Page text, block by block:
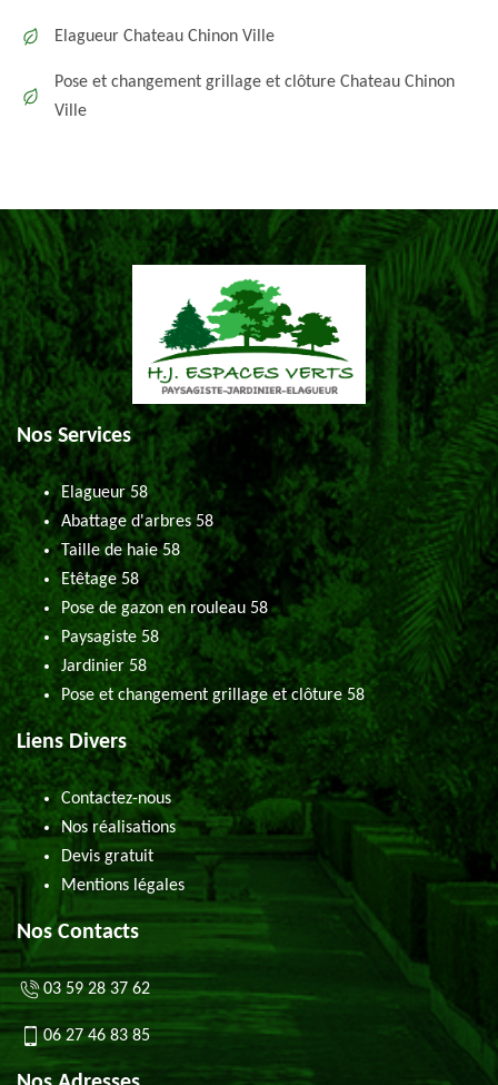
Elagueur Chateau Chinon Ville
Pose et changement grillage et clôture Chateau Chinon
Ville
Nos Services
Elagueur 58
Abattage d'arbres 58
Taille de haie 58
Etêtage 58
Pose de gazon en rouleau 58
Paysagiste 58
Jardinier 58
Pose et changement grillage et clôture 58
Liens Divers
Contactez-nous
Nos réalisations
Devis gratuit
Mentions légales
Nos Contacts
03 59 28 37 62
06 27 46 83 85